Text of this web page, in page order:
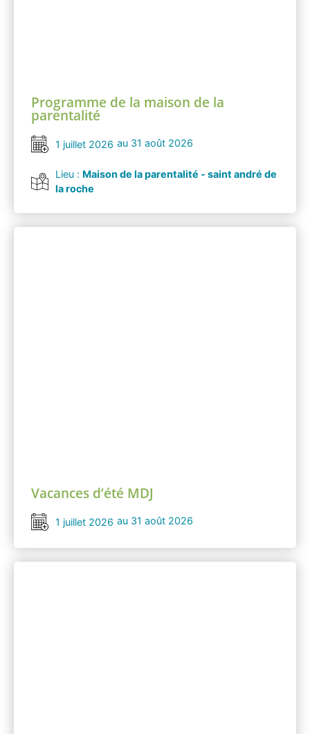
Programme de la maison de la
parentalité
1 juillet 2026 au 31 août 2026
Lieu : Maison de la parentalité - saint andré de
la roche
Vacances d’été MDJ
1 juillet 2026 au 31 août 2026